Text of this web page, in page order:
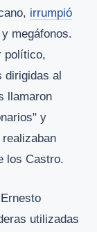
irrumpió
megáfonos.
político,
dirigidas al
llamaron
y
los Castro.
utilizadas